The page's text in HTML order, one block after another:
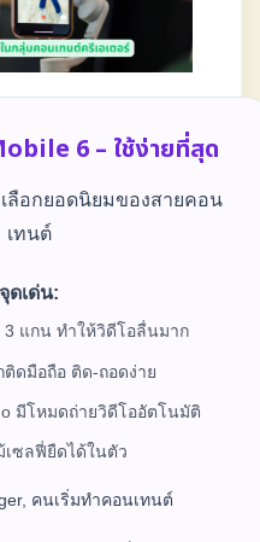
6 – ใช้ง่ายที่สุด
ลือกยอดนิยมของสายคอน
เทนต์
จุดเด่น:
แกน ทำให้วิดีโอลื่นมาก
ติดมือถือ ติด-ถอดง่าย
มีโหมดถ่ายวิดีโออัตโนมัติ
เซลฟี่ยืดได้ในตัว
คนเริ่มทำคอนเทนต์